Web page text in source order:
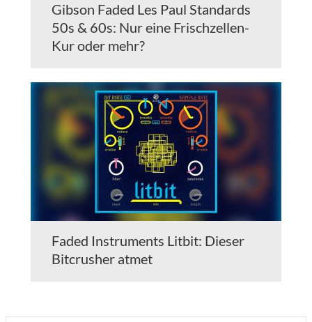
Gibson Faded Les Paul Standards
50s & 60s: Nur eine Frischzellen-
Kur oder mehr?
Faded Instruments Litbit: Dieser
Bitcrusher atmet